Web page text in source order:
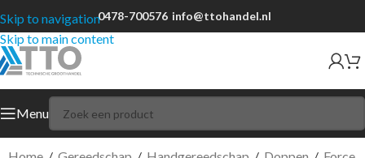
Skip to navigation
Skip to main content
0478-700576 info@ttohandel.nl
Menu